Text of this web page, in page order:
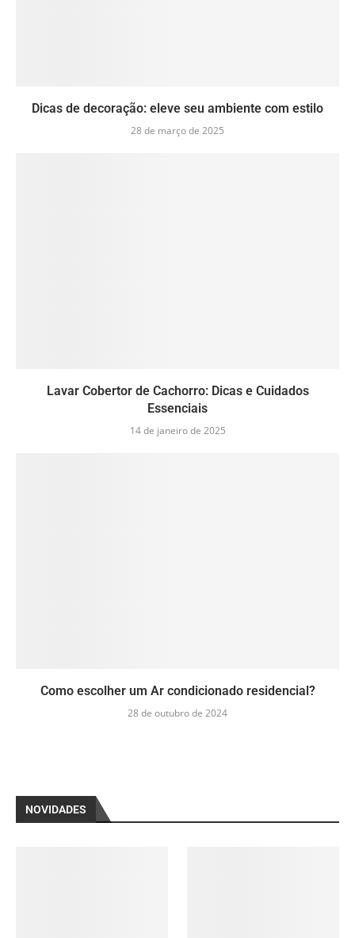
Dicas de decoração: eleve seu ambiente com estilo
28 de março de 2025
Lavar Cobertor de Cachorro: Dicas e Cuidados
Essenciais
14 de janeiro de 2025
Como escolher um Ar condicionado residencial?
28 de outubro de 2024
NOVIDADES